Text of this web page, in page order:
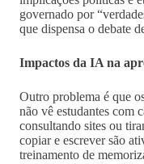
governado por
que dispensa o debate
Impactos da IA na
Outro problema é que
não vê estudantes com
consultando sites ou
copiar e escrever são
treinamento de